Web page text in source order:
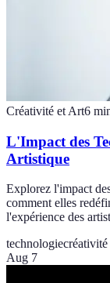
Créativité et Art6
L'Impact des
Artistique
Explorez l'impact
comment elles
l'expérience des
technologie
Aug 7